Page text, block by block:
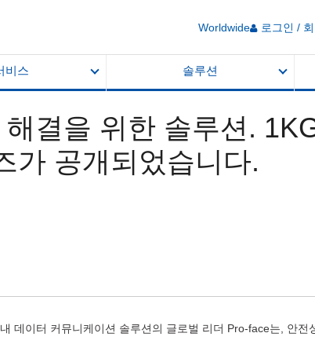
Worldwide 로그인 /
비스 솔루션
결을 위한 솔루션.
가 공개되었습니다.
데이터 커뮤니케이션 솔루션의 글로벌 리더 Pro-face는, 안